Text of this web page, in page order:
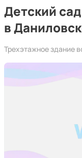
Детский
в
Трехэтажное здание